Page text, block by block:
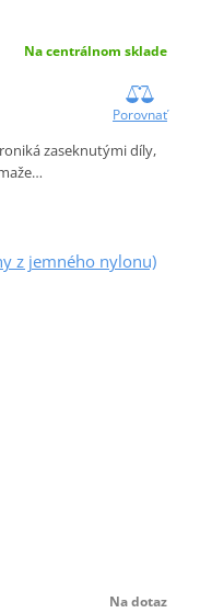
Na centrálnom sklade
Porovnať
zaseknutými díly,
z jemného nylonu)
Na dotaz